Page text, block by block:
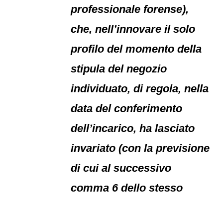
professionale forense),
che, nell’innovare il solo
profilo del momento della
stipula del negozio
individuato, di regola, nella
data del conferimento
dell’incarico, ha lasciato
invariato (con la previsione
di cui al successivo
comma 6 dello stesso